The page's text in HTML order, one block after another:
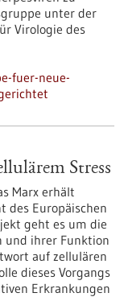
unter der
Virologie des
fuer-neue-
Stress
Marx erhält
des Europäischen
geht es um die
und ihrer Funktion
auf zellulären
dieses Vorgangs
Erkrankungen